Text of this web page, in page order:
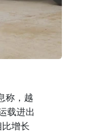
称，越
载进出
增长